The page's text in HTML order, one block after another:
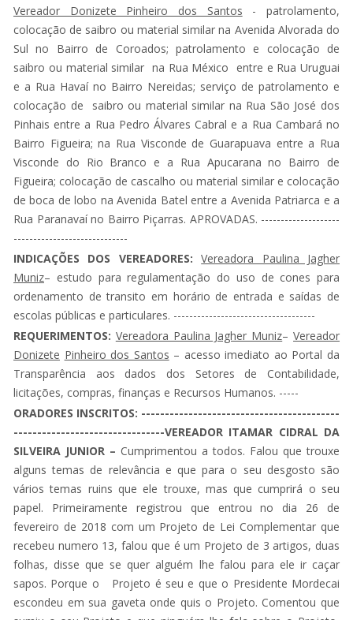
Vereador Donizete Pinheiro dos Santos - patrolamento,
colocação de saibro ou material similar na Avenida Alvorada do
Sul no Bairro de Coroados; patrolamento e colocação de
saibro ou material similar na Rua México entre e Rua Uruguai
e a Rua Havaí no Bairro Nereidas; serviço de patrolamento e
colocação de saibro ou material similar na Rua São José dos
Pinhais entre a Rua Pedro Álvares Cabral e a Rua Cambará no
Bairro Figueira; na Rua Visconde de Guarapuava entre a Rua
Visconde do Rio Branco e a Rua Apucarana no Bairro de
Figueira; colocação de cascalho ou material similar e colocação
de boca de lobo na Avenida Batel entre a Avenida Patriarca e a
Rua Paranavaí no Bairro Piçarras. APROVADAS. --------------------
-----------------------------
INDICAÇÕES DOS VEREADORES:Vereadora Paulina Jagher
Muniz– estudo para regulamentação do uso de cones para
ordenamento de transito em horário de entrada e saídas de
escolas públicas e particulares. ------------------------------------
REQUERIMENTOS: Vereadora Paulina Jagher Muniz–Vereador
Donizete Pinheiro dos Santos – acesso imediato ao Portal da
Transparência aos dados dos Setores de Contabilidade,
licitações, compras, finanças e Recursos Humanos. -----
ORADORES INSCRITOS: ------------------------------------------
--------------------------------VEREADOR ITAMAR CIDRAL DA
SILVEIRA JUNIOR – Cumprimentou a todos. Falou que trouxe
alguns temas de relevância e que para o seu desgosto são
vários temas ruins que ele trouxe, mas que cumprirá o seu
papel. Primeiramente registrou que entrou no dia 26 de
fevereiro de 2018 com um Projeto de Lei Complementar que
recebeu numero 13, falou que é um Projeto de 3 artigos, duas
folhas, disse que se quer alguém lhe falou para ele ir caçar
sapos. Porque o Projeto é seu e que o Presidente Mordecai
escondeu em sua gaveta onde quis o Projeto. Comentou que